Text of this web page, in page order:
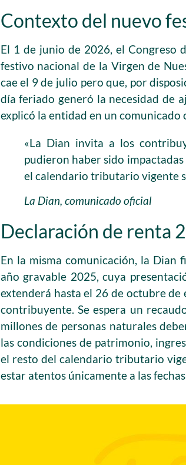
Contexto del nuevo
El 1 de junio de 2026, el Congreso
festivo nacional de la Virgen de
cae el 9 de julio pero que, por
día feriado generó la necesidad de
explicó la entidad en un comunicado
«La Dian invita a los
pudieron haber sido
el calendario tributario vigente
La Dian, comunicado oficial
Declaración de renta
En la misma comunicación, la
año gravable 2025, cuya
extenderá hasta el 26 de octubre de
contribuyente. Se espera un
millones de personas naturales
las condiciones de patrimonio,
el resto del calendario tributario
estar atentos únicamente a las